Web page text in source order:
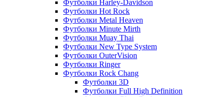
Футболки Harley-Davidson
Футболки Hot Rock
Футболки Metal Heaven
Футболки Minute Mirth
Футболки Muay Thai
Футболки New Type System
Футболки OuterVision
Футболки Ringer
Футболки Rock Chang
Футболки 3D
Футболки Full High Definition